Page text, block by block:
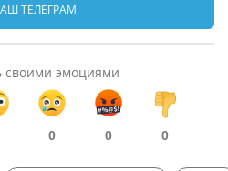
ТЕЛЕГРАМ
своими эмоциями
0 0 0